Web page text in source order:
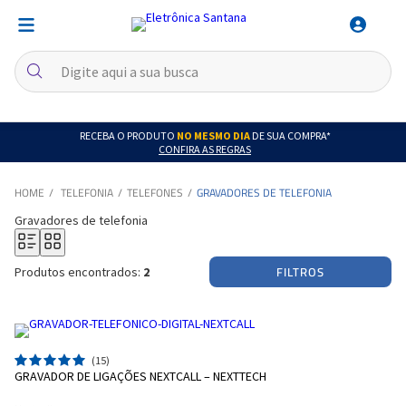
RECEBA O PRODUTO NO MESMO DIADE SUA COMPRA*
CONFIRA AS REGRAS
TELEFONIA TELEFONES GRAVADORES DE TELEFONIA
Gravadores de telefonia
Produtos encontrados: 2 FILTROS
(15)
GRAVADOR DE LIGAÇÕES NEXTCALL – NEXTTECH